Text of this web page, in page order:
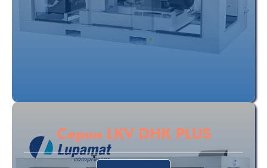
Серии LKV DHK PLUS